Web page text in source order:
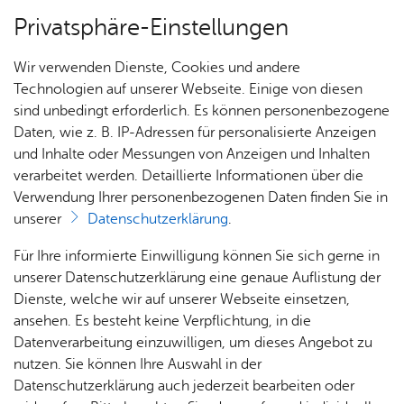
Über­sicht Bür­ger & Stadt
Rat­
haus &
Bür­
ger­
ser­vice
Rat­
häu­ser
Nach­
rich­
ten,
Vi­de­os
& Bil­
der
Me­di­
Jobs
Stel­
len­an­
ge­bo­te
Aus­bil­
dung &
Stu­di­
Bauen
& Um­
welt
Geo­
da­ten
Ge­
sund­
heit &
kum
Dienst­leis­tun­gen A–Z
Vor­le­sen
Im­mis­si­ons­schutz-Än­de­rung
einer ge­neh­mi­gungs­be­dürf­
ti­gen An­la­ge nach BIm­SchG
an­zei­gen
Änderungen immissionsschutzrechtlich
Privatsphäre-Einstellungen
Wir verwenden Dienste, Cookies und andere
Technologien auf unserer Webseite. Einige von diesen
sind unbedingt erforderlich. Es können personenbezogene
Daten, wie z. B. IP-Adressen für personalisierte Anzeigen
und Inhalte oder Messungen von Anzeigen und Inhalten
verarbeitet werden. Detaillierte Informationen über die
Verwendung Ihrer personenbezogenen Daten finden Sie in
unserer
Datenschutzerklärung.
Für Ihre informierte Einwilligung können Sie sich gerne in
unserer Datenschutzerklärung eine genaue Auflistung der
Dienste, welche wir auf unserer Webseite einsetzen,
ansehen. Es besteht keine Verpflichtung, in die
Datenverarbeitung einzuwilligen, um dieses Angebot zu
nutzen. Sie können Ihre Auswahl in der
Datenschutzerklärung auch jederzeit bearbeiten oder